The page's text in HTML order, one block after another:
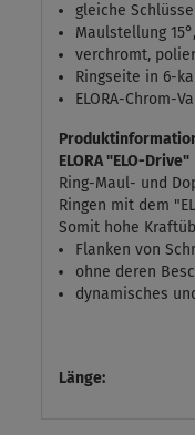
gleiche
Maulstellung
verchromt,
Ringseite in 6-
ELORA-Chrom-
ELORA "ELO-Drive"
Ring-Maul- und
Ringen mit dem
Somit hohe
Flanken von
ohne deren
dynamisches
Länge: